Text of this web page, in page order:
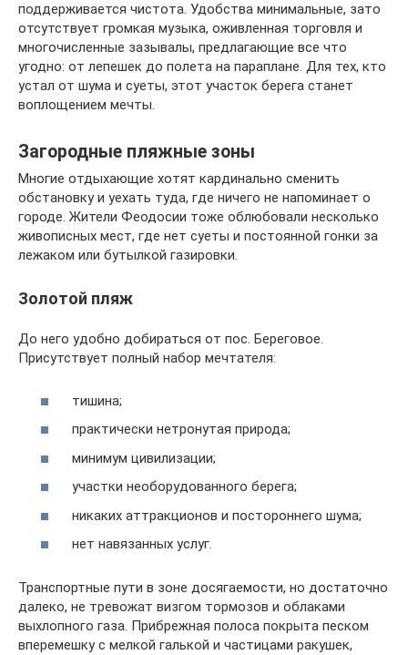
поддерживается чистота. Удобства минимальные, зато
отсутствует громкая музыка, оживленная торговля и
многочисленные зазывалы, предлагающие все что
угодно: от лепешек до полета на параплане. Для тех, кто
устал от шума и суеты, этот участок берега станет
воплощением мечты.
Загородные пляжные зоны
Многие отдыхающие хотят кардинально сменить
обстановку и уехать туда, где ничего не напоминает о
городе. Жители Феодосии тоже облюбовали несколько
живописных мест, где нет суеты и постоянной гонки за
лежаком или бутылкой газировки.
Золотой пляж
До него удобно добираться от пос. Береговое.
Присутствует полный набор мечтателя:
тишина;
практически нетронутая природа;
минимум цивилизации;
участки необорудованного берега;
никаких аттракционов и постороннего шума;
нет навязанных услуг.
Транспортные пути в зоне досягаемости, но достаточно
далеко, не тревожат визгом тормозов и облаками
выхлопного газа. Прибрежная полоса покрыта песком
вперемешку с мелкой галькой и частицами ракушек,